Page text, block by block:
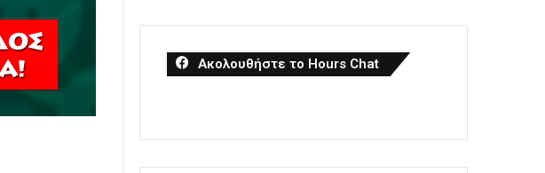
Ακολουθήστε το Hours Chat